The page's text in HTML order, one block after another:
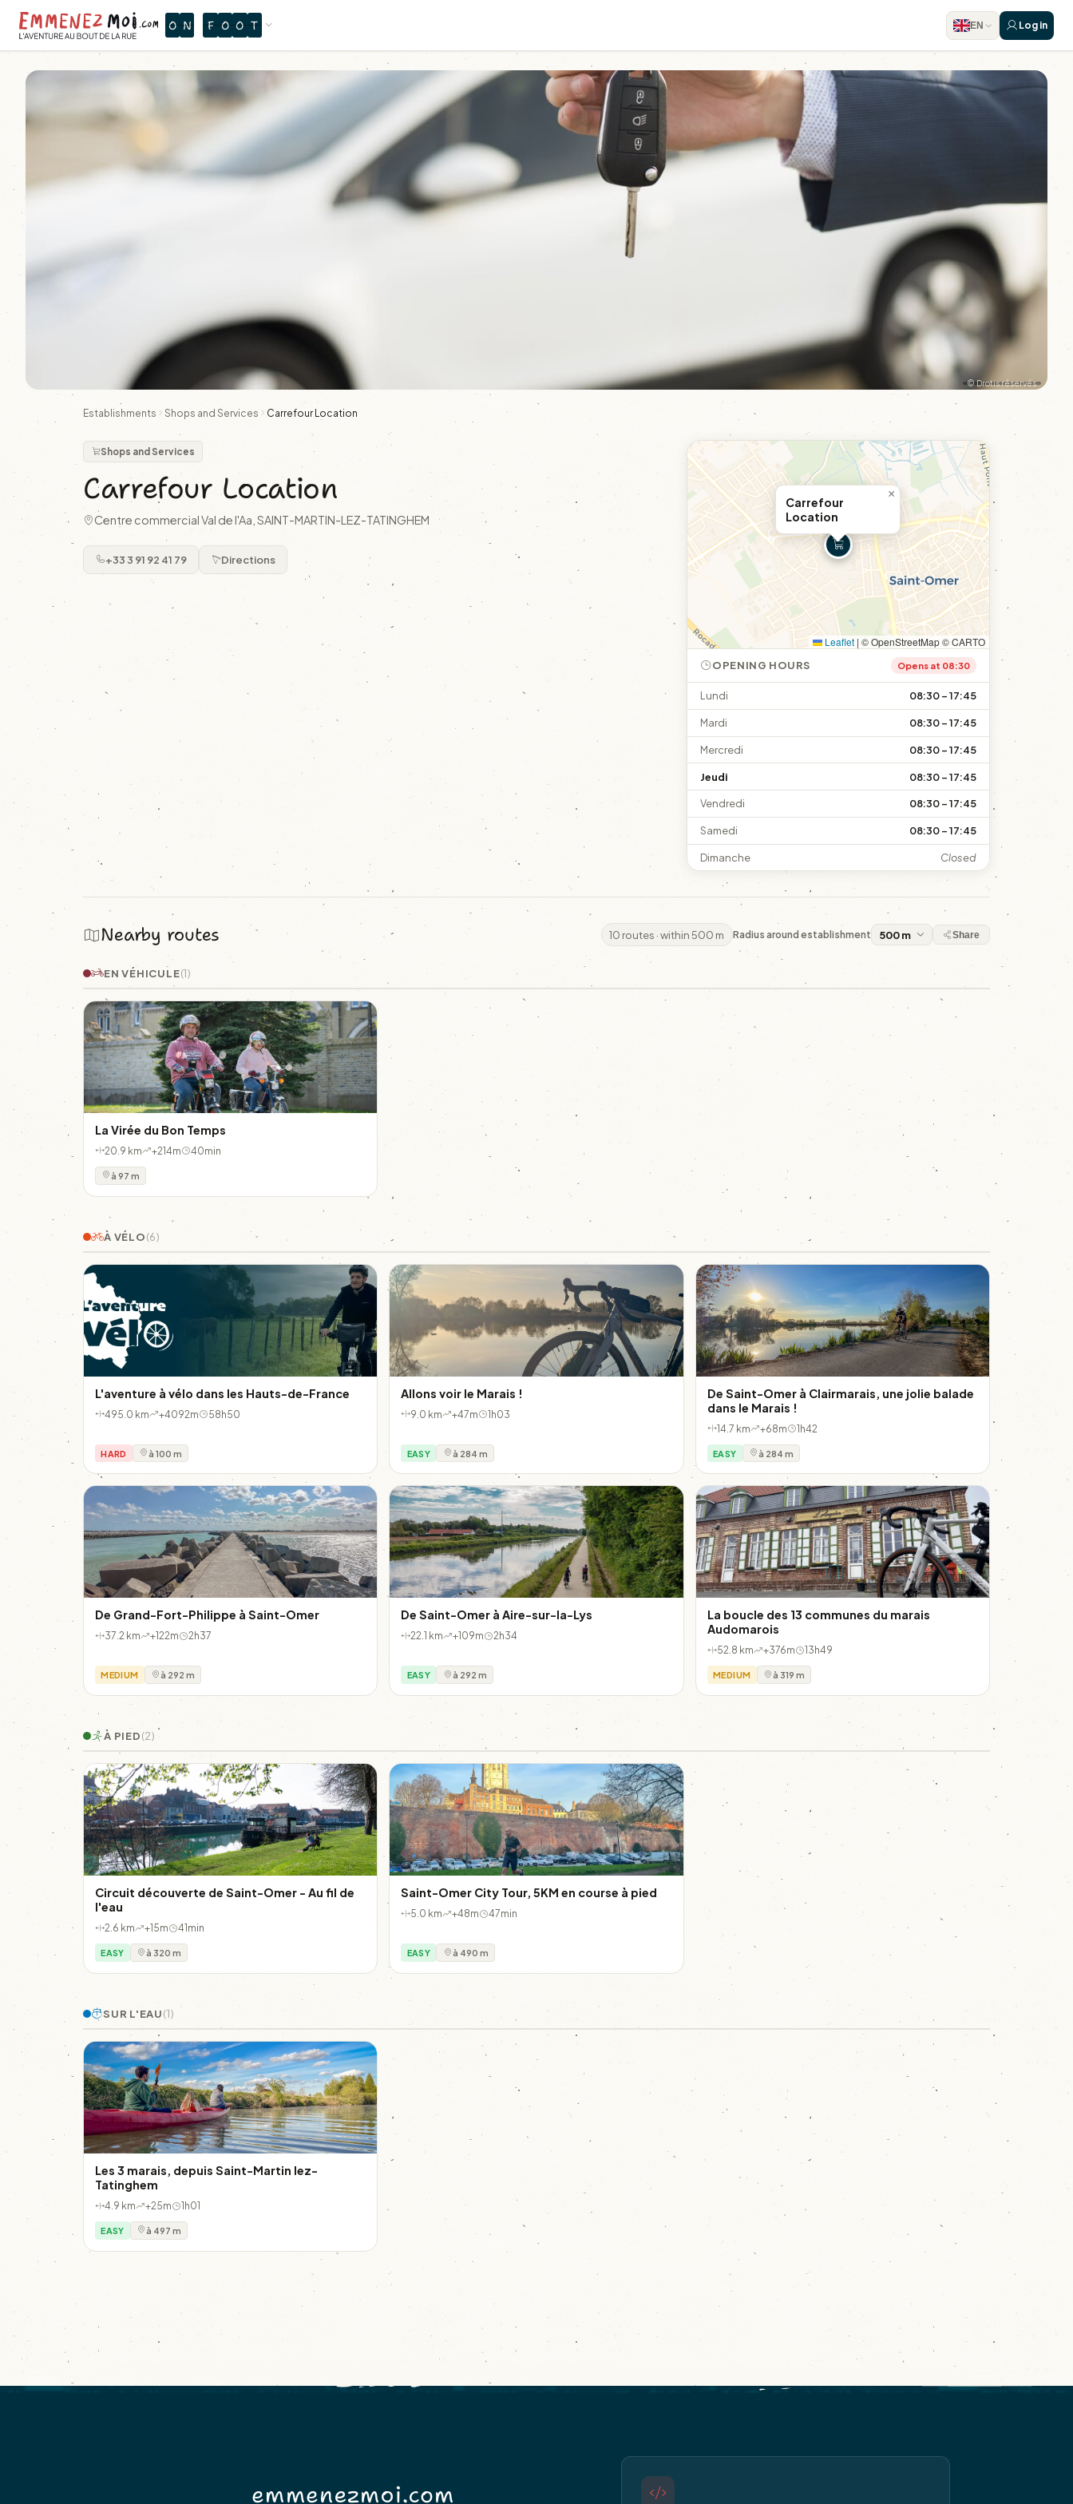
O N B H H H EN Log in
© Drotis réservés
Establishments Shops and Services Carrefour Location
Shops and Services
Carrefour Location
Centre commercial Val de l'Aa, SAINT-MARTIN-LEZ-TATINGHEM
+33 3 91 92 41 79 Directions
Carrefour
Location
×
Leaflet | © OpenStreetMap © CARTO
OPENING HOURS Opens at 08:30
Lundi 08:30 – 17:45
Mardi 08:30 – 17:45
Mercredi 08:30 – 17:45
Jeudi 08:30 – 17:45
Vendredi 08:30 – 17:45
Samedi 08:30 – 17:45
Dimanche Closed
Nearby routes 10 routes · within 500 m Radius around establishment Share
EN VÉHICULE(1)
La Virée du Bon Temps
20.9 km +214m 40min
à 97 m
À VÉLO(6)
L'aventure à vélo dans les Hauts-de-France
495.0 km +4092m 58h50
HARD à 100 m
Allons voir le Marais !
9.0 km +47m 1h03
EASY à 284 m
De Saint-Omer à Clairmarais, une jolie balade
dans le Marais !
14.7 km +68m 1h42
EASY à 284 m
De Grand-Fort-Philippe à Saint-Omer
37.2 km +122m 2h37
MEDIUM à 292 m
De Saint-Omer à Aire-sur-la-Lys
22.1 km +109m 2h34
EASY à 292 m
La boucle des 13 communes du marais
Audomarois
52.8 km +376m 13h49
MEDIUM à 319 m
À PIED(2)
Circuit découverte de Saint-Omer - Au fil de
l'eau
2.6 km +15m 41min
EASY à 320 m
Saint-Omer City Tour, 5KM en course à pied
5.0 km +48m 47min
EASY à 490 m
SUR L'EAU(1)
Les 3 marais, depuis Saint-Martin lez-
Tatinghem
4.9 km +25m 1h01
EASY à 497 m
emmenezmoi.com